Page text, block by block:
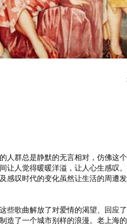
人群总是静默的无言相对，仿佛这
让人觉得暖暖洋溢，让人心生感叹
感叹时代的变化虽然让生活的周遭
些歌曲解放了对爱情的渴望、回应
造了一个城市别样的浪漫。老上海